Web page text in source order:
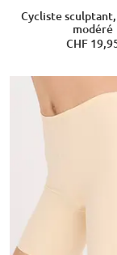
Cycliste
modéré
CHF